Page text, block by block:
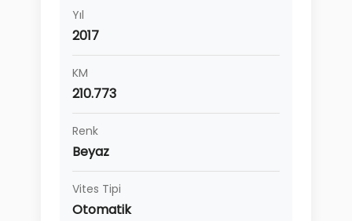
Yıl
2017
KM
210.773
Renk
Beyaz
Vites Tipi
Otomatik